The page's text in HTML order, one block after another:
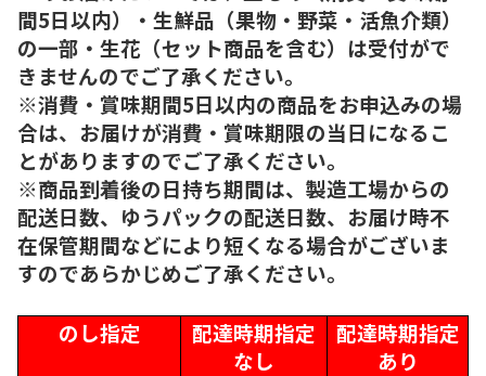
間5日以内）・生鮮品（果物・野菜・活魚介類）
の一部・生花（セット商品を含む）は受付がで
きませんのでご了承ください。
※消費・賞味期間5日以内の商品をお申込みの場
合は、お届けが消費・賞味期限の当日になるこ
とがありますのでご了承ください。
※商品到着後の日持ち期間は、製造工場からの
配送日数、ゆうパックの配送日数、お届け時不
在保管期間などにより短くなる場合がございま
すのであらかじめご了承ください。
のし指定
配達時期指定
なし
配達時期指定
あり